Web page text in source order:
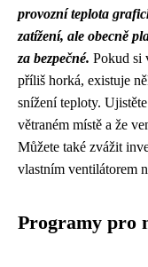
provozní teplota
zatížení, ale obecně
za bezpečné. Pokud si
příliš horká, existuje
snížení teploty.
větraném místě a že
Můžete také zvážit
vlastním ventilátorem
Programy pro